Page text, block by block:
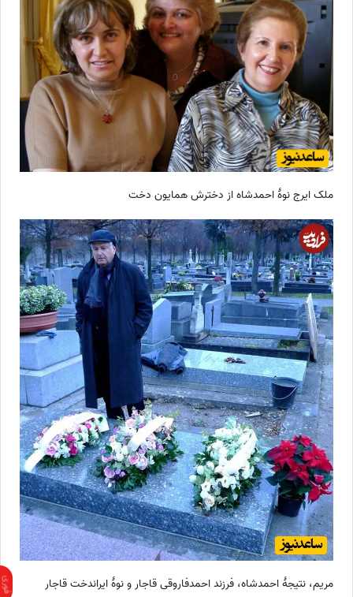
ملک ایرج نوۀ احمدشاه از دخترش همایون دخت
مریم، نتیجۀ احمدشاه، فرزند احمدفاروقی قاجار و نوۀ ایراندخت قاجار